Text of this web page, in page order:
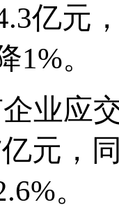
亿元
1%。
业应
元，
。